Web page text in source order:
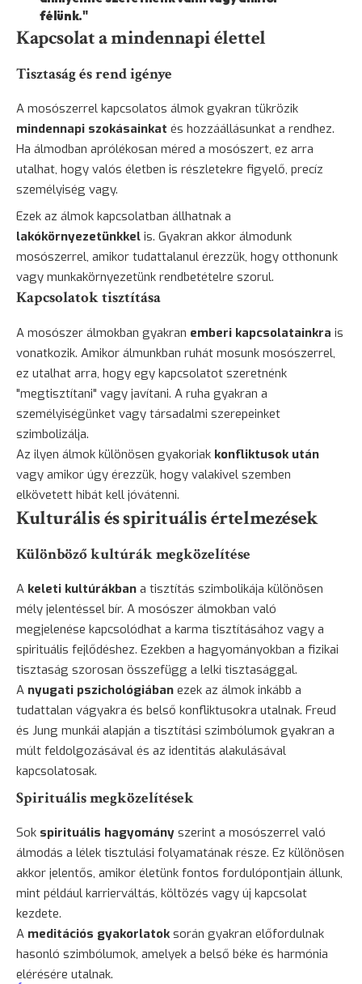
félünk."
Kapcsolat a mindennapi élettel
Tisztaság és rend igénye
A mosószerrel kapcsolatos álmok gyakran tükrözik
mindennapi szokásainkat és hozzáállásunkat a rendhez.
Ha álmodban aprólékosan méred a mosószert, ez arra
utalhat, hogy valós életben is részletekre figyelő, precíz
személyiség vagy.
Ezek az álmok kapcsolatban állhatnak a
lakókörnyezetünkkel is. Gyakran akkor álmodunk
mosószerrel, amikor tudattalanul érezzük, hogy otthonunk
vagy munkakörnyezetünk rendbetételre szorul.
Kapcsolatok tisztítása
A mosószer álmokban gyakran emberi kapcsolatainkra is
vonatkozik. Amikor álmunkban ruhát mosunk mosószerrel,
ez utalhat arra, hogy egy kapcsolatot szeretnénk
"megtisztítani" vagy javítani. A ruha gyakran a
személyiségünket vagy társadalmi szerepeinket
szimbolizálja.
Az ilyen álmok különösen gyakoriak konfliktusok után
vagy amikor úgy érezzük, hogy valakivel szemben
elkövetett hibát kell jóvátenni.
Kulturális és spirituális értelmezések
Különböző kultúrák megközelítése
A keleti kultúrákban a tisztítás szimbolikája különösen
mély jelentéssel bír. A mosószer álmokban való
megjelenése kapcsolódhat a karma tisztításához vagy a
spirituális fejlődéshez. Ezekben a hagyományokban a fizikai
tisztaság szorosan összefügg a lelki tisztasággal.
A nyugati pszichológiában ezek az álmok inkább a
tudattalan vágyakra és belső konfliktusokra utalnak. Freud
és Jung munkái alapján a tisztítási szimbólumok gyakran a
múlt feldolgozásával és az identitás alakulásával
kapcsolatosak.
Spirituális megközelítések
Sok spirituális hagyomány szerint a mosószerrel való
álmodás a lélek tisztulási folyamatának része. Ez különösen
akkor jelentős, amikor életünk fontos fordulópontjain állunk,
mint például karrierváltás, költözés vagy új kapcsolat
kezdete.
A meditációs gyakorlatoksorán gyakran előfordulnak
hasonló szimbólumok, amelyek a belső béke és harmónia
elérésére utalnak.